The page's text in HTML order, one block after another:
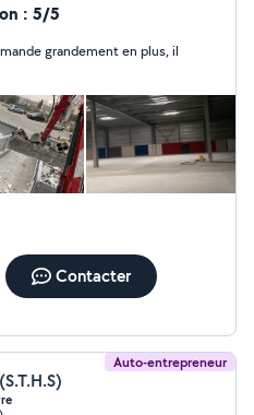
: 5/5
grandement en plus, il
Contacter
Auto-entrepreneur